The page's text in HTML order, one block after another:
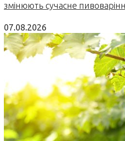
змінюють сучасне
07.08.2026